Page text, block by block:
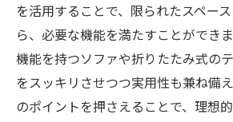
を活用することで、限られたスペー
ら、必要な機能を満たすことができ
機能を持つソファや折りたたみ式の
をスッキリさせつつ実用性も兼ね備
のポイントを押さえることで、理想